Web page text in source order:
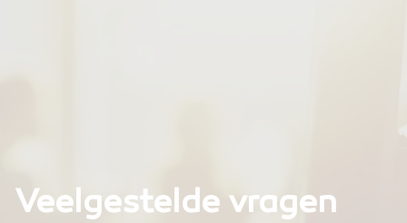
Veelgestelde vragen